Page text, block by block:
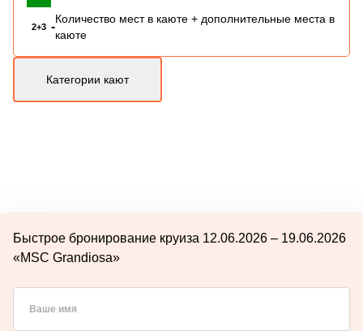
2+3 -
Количество мест в каюте + дополнительные места в
каюте
Категории кают
Быстрое бронирование круиза 12.06.2026 – 19.06.2026
«MSC Grandiosa»
Ваше имя